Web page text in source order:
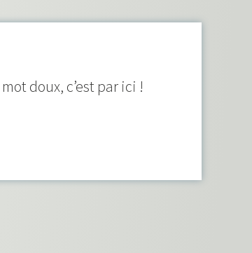
doux, c’est par ici !